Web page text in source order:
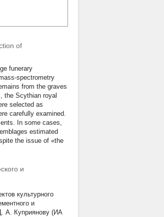
of
funerary
spectrometry
from the graves
the Scythian royal
selected as
carefully examined.
In some cases,
estimated
the issue of «the
и
культурного
и
А. Куприянову (ИА